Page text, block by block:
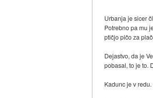
Urbanja je sicer
Potrebno pa mu
ptičjo pičo za
Dejastvo, da je
pobasal, to je to.
Kadunc je v